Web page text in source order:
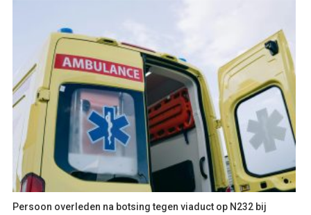
Persoon overleden na botsing tegen viaduct op N232 bij